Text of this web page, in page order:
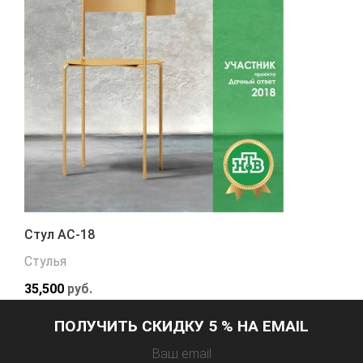
Стул АС-18
Стулья
35,500 руб.
ПОЛУЧИТЬ СКИДКУ 5 % НА EMAIL
Ваш email